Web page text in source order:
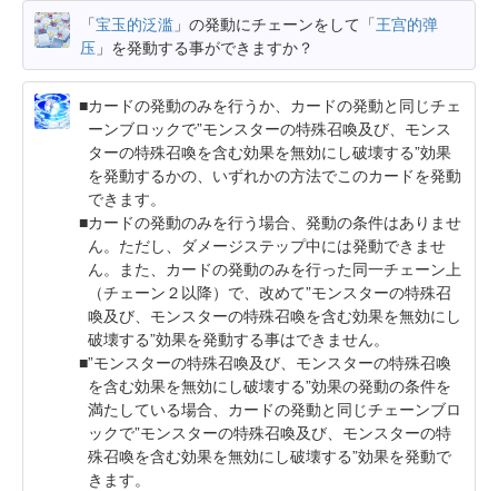
「宝玉的泛滥 」の発動にチェーンをして「王宫的弹
压 」を発動する事ができますか？
カードの発動のみを行うか、カードの発動と同じチェ
ーンブロックで”モンスターの特殊召喚及び、モンス
ターの特殊召喚を含む効果を無効にし破壊する”効果
を発動するかの、いずれかの方法でこのカードを発動
できます。
カードの発動のみを行う場合、発動の条件はありませ
ん。ただし、ダメージステップ中には発動できませ
ん。また、カードの発動のみを行った同一チェーン上
（チェーン２以降）で、改めて”モンスターの特殊召
喚及び、モンスターの特殊召喚を含む効果を無効にし
破壊する”効果を発動する事はできません。
”モンスターの特殊召喚及び、モンスターの特殊召喚
を含む効果を無効にし破壊する”効果の発動の条件を
満たしている場合、カードの発動と同じチェーンブロ
ックで”モンスターの特殊召喚及び、モンスターの特
殊召喚を含む効果を無効にし破壊する”効果を発動で
きます。